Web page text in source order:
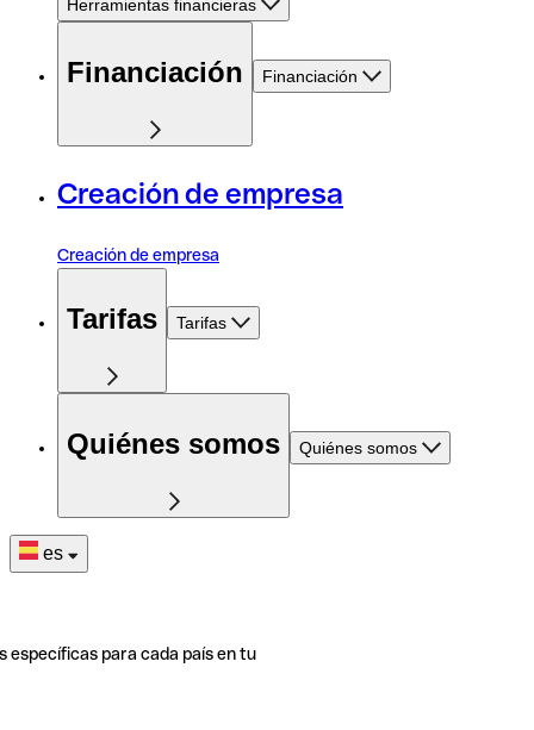
Herramientas financieras
Financiación Financiación
Creación de empresa
Creación de empresa
Tarifas Tarifas
Quiénes somos Quiénes somos
es
específicas para cada país en tu